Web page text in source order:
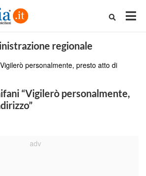
regionale
“Vigilerò personalmente,